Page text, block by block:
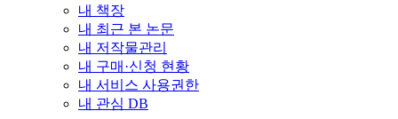
내 책장
내 최근 본 논문
내 저작물관리
내 구매·신청 현황
내 서비스 사용권한
내 관심 DB